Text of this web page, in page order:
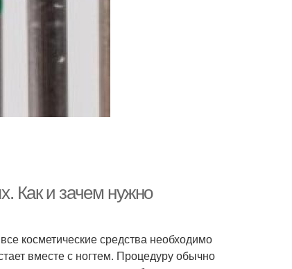
Как и зачем нужно
косметические средства необходимо
вместе с ногтем. Процедуру обычно